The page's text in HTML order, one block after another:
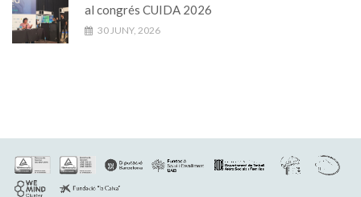
al congrés CUIDA 2026
30 JUNY, 2026